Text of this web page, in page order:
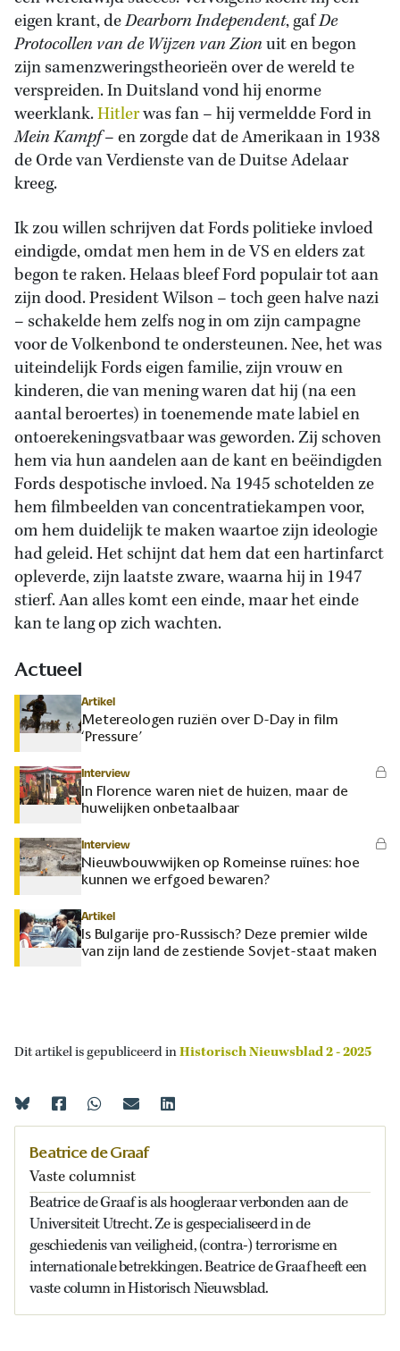
eigen krant, deDearborn Independent, gafDe
Protocollen van de Wijzen van Zionuit en begon
zijn samenzweringstheorieën over de wereld te
verspreiden. In Duitsland vond hij enorme
weerklank.Hitlerwas fan – hij vermeldde Ford in
Mein Kampf– en zorgde dat de Amerikaan in 1938
de Orde van Verdienste van de Duitse Adelaar
kreeg.
Ik zou willen schrijven dat Fords politieke invloed
eindigde, omdat men hem in de VS en elders zat
begon te raken. Helaas bleef Ford populair tot aan
zijn dood. President Wilson – toch geen halve nazi
– schakelde hem zelfs nog in om zijn campagne
voor de Volkenbond te ondersteunen. Nee, het was
uiteindelijk Fords eigen familie, zijn vrouw en
kinderen, die van mening waren dat hij (na een
aantal beroertes) in toenemende mate labiel en
ontoerekeningsvatbaar was geworden. Zij schoven
hem via hun aandelen aan de kant en beëindigden
Fords despotische invloed. Na 1945 schotelden ze
hem filmbeelden van concentratiekampen voor,
om hem duidelijk te maken waartoe zijn ideologie
had geleid. Het schijnt dat hem dat een hartinfarct
opleverde, zijn laatste zware, waarna hij in 1947
stierf. Aan alles komt een einde, maar het einde
kan te lang op zich wachten.
Actueel
Artikel
Metereologen ruziën over D-Day in film
‘Pressure’
Interview
In Florence waren niet de huizen, maar de
huwelijken onbetaalbaar
Interview
Nieuwbouwwijken op Romeinse ruïnes: hoe
kunnen we erfgoed bewaren?
Artikel
Is Bulgarije pro-Russisch? Deze premier wilde
van zijn land de zestiende Sovjet-staat maken
Dit artikel is gepubliceerd inHistorisch Nieuwsblad 2 - 2025
Beatrice de Graaf
Vaste columnist
Beatrice de Graaf is als hoogleraar verbonden aan de
Universiteit Utrecht. Ze is gespecialiseerd in de
geschiedenis van veiligheid, (contra-) terrorisme en
internationale betrekkingen. Beatrice de Graaf heeft een
vaste column in Historisch Nieuwsblad.